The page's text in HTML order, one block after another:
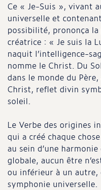
Ce « Je-Suis », vivant
universelle et
possibilité, prononça
créatrice : « Je suis la
naquit l’intelligence-
nomme le Christ. Du
dans le monde du
Christ, reflet divin
soleil.
Le Verbe des origines
qui a créé chaque
au sein d’une
globale, aucun être
ou inférieur à un autre,
symphonie universelle.